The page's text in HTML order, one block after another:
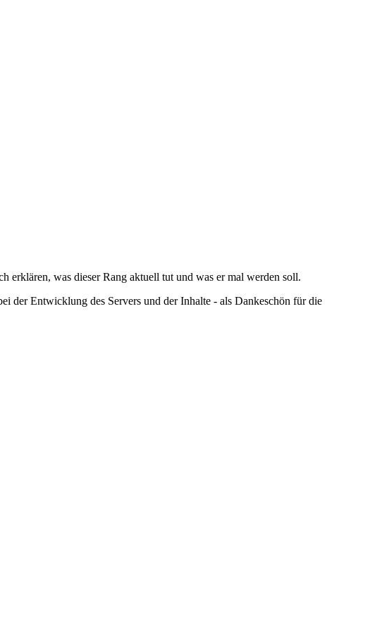
erklären, was dieser Rang aktuell tut und was er mal werden soll.
der Entwicklung des Servers und der Inhalte - als Dankeschön für die